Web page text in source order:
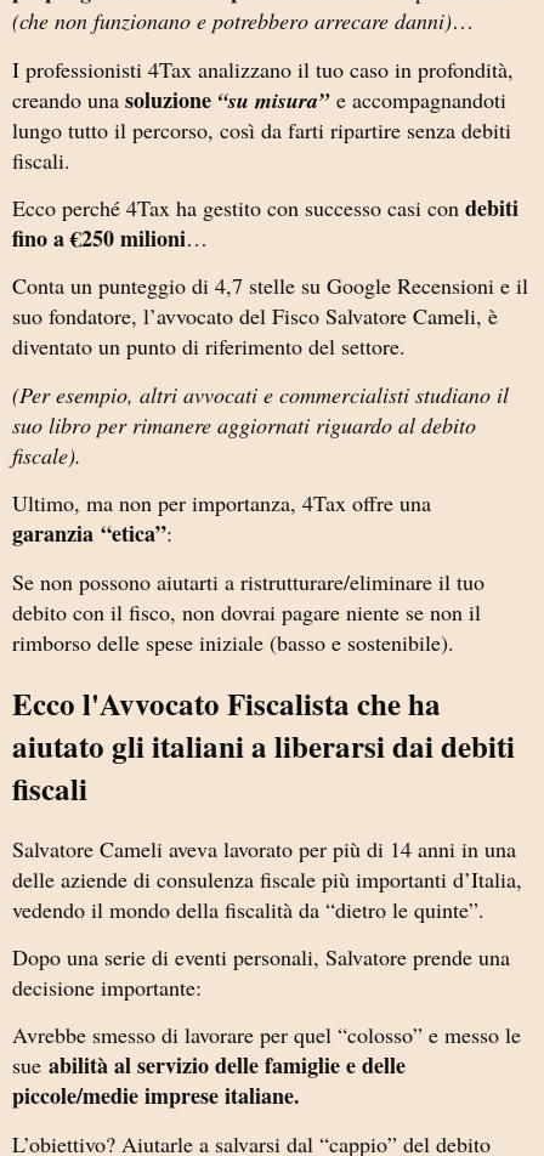
(che non funzionano e potrebbero arrecare danni)…
I professionisti 4Tax analizzano il tuo caso in profondità,
creando una soluzione “su misura”e accompagnandoti
lungo tutto il percorso, così da farti ripartire senza debiti
fiscali.
Ecco perché 4Tax ha gestito con successo casi con debiti
fino a €250 milioni…
Conta un punteggio di 4,7 stelle su Google Recensioni e il
suo fondatore, l’avvocato del Fisco Salvatore Cameli, è
diventato un punto di riferimento del settore.
(Per esempio, altri avvocati e commercialisti studiano il
suo libro per rimanere aggiornati riguardo al debito
fiscale).
Ultimo, ma non per importanza, 4Tax offre una
garanzia “etica”:
Se non possono aiutarti a ristrutturare/eliminare il tuo
debito con il fisco, non dovrai pagare niente se non il
rimborso delle spese iniziale (basso e sostenibile).
Ecco l'Avvocato Fiscalista che ha
aiutato gli italiani a liberarsi dai debiti
fiscali
Salvatore Cameli aveva lavorato per più di 14 anni in una
delle aziende di consulenza fiscale più importanti d’Italia,
vedendo il mondo della fiscalità da “dietro le quinte”.
Dopo una serie di eventi personali, Salvatore prende una
decisione importante:
Avrebbe smesso di lavorare per quel “colosso” e messo le
sue abilità al servizio delle famiglie e delle
piccole/medie imprese italiane.
L’obiettivo? Aiutarle a salvarsi dal “cappio” del debito